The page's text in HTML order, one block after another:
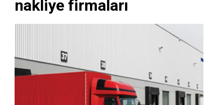
nakliye firmaları